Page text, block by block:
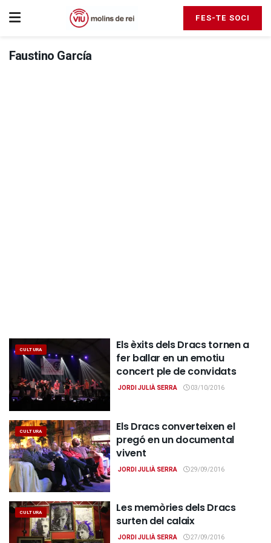
FES-TE SOCI
Faustino García
CULTURA
Els èxits dels Dracs tornen a
fer ballar en un emotiu
concert ple de convidats
JORDI JULIÀ SERRA 03/10/2016
CULTURA
Els Dracs converteixen el
pregó en un documental
vivent
JORDI JULIÀ SERRA 29/09/2016
CULTURA
Les memòries dels Dracs
surten del calaix
JORDI JULIÀ SERRA 27/09/2016